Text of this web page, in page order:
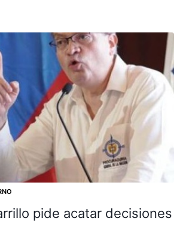
pide acatar decisiones